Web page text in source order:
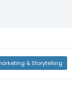
& Storytelling